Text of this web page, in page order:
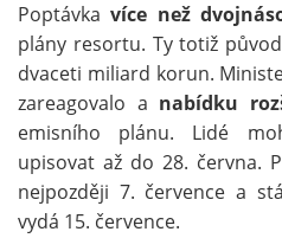
Poptávkavíce než
plány resortu. Ty totiž
dvaceti miliard korun.
zareagovalo a nabídku
emisního plánu. Lidé
upisovat až do 28. června.
nejpozději 7. července a
vydá 15. července.